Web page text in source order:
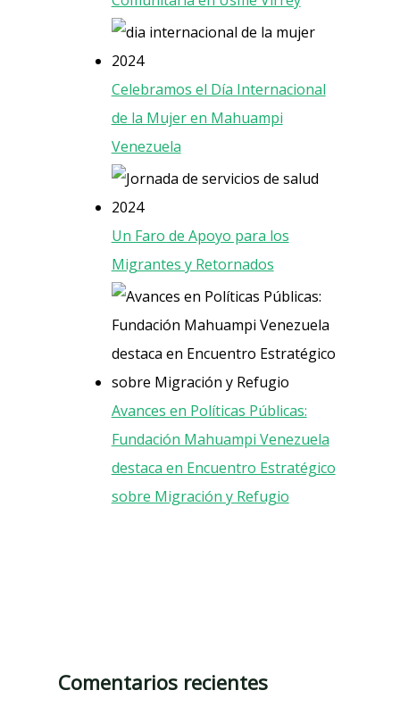
Celebramos el Día Internacional
de la Mujer en Mahuampi
Venezuela
Un Faro de Apoyo para los
Migrantes y Retornados
Avances en Políticas Públicas:
Fundación Mahuampi Venezuela
destaca en Encuentro Estratégico
sobre Migración y Refugio
Comentarios recientes